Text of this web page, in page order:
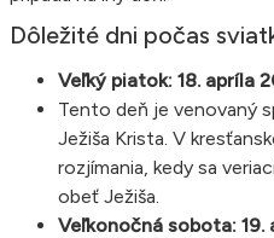
Dôležité dni počas
Veľký piatok: 18. apríla
Tento deň je venovaný
Ježiša Krista. V
rozjímania, kedy sa
obeť Ježiša.
Veľkonočná sobota: 19.